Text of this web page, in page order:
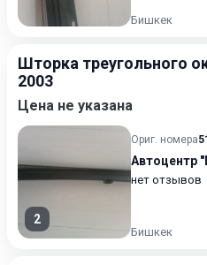
Бишкек
Шторка треугольного
2003
Цена не указана
2
Ориг. номера
Автоцентр
нет отзывов
Бишкек